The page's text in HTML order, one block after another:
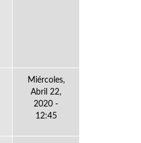
Miércoles,
Abril 22,
2020 -
12:45